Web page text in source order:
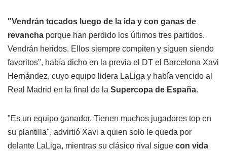
"Vendrán tocados luego de la ida y con ganas de
revancha porque han perdido los últimos tres partidos.
Vendrán heridos. Ellos siempre compiten y siguen siendo
favoritos", había dicho en la previa el DT el Barcelona Xavi
Hernández, cuyo equipo lidera LaLiga y había vencido al
Real Madrid en la final de la Supercopa de España.
"Es un equipo ganador. Tienen muchos jugadores top en
su plantilla", advirtió Xavi a quien solo le queda por
delante LaLiga, mientras su clásico rival sigue con vida